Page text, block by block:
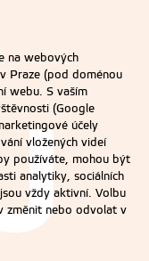
na webových
Praze (pod doménou
webu. S vaším
(Google
účely
vložených videí
používáte, mohou být
analytiky, sociálních
vždy aktivní. Volbu
změnit nebo odvolat v